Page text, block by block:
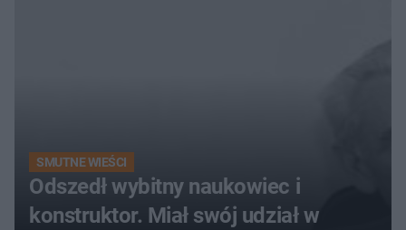
SMUTNE WIEŚCI
Odszedł wybitny naukowiec i
konstruktor. Miał swój udział w